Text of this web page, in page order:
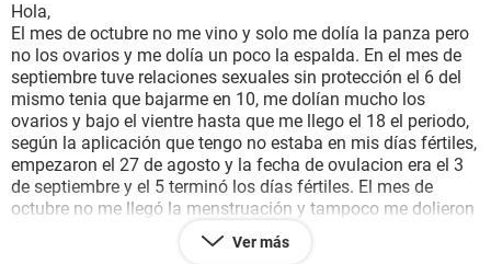
BIENESTAR
SEXUALIDAD
GLOSARIO
Hola,
El mes de octubre no me vino y solo me dolía la panza pero
no los ovarios y me dolía un poco la espalda. En el mes de
septiembre tuve relaciones sexuales sin protección el 6 del
mismo tenia que bajarme en 10, me dolían mucho los
ovarios y bajo el vientre hasta que me llego el 18 el periodo,
según la aplicación que tengo no estaba en mis días fértiles,
empezaron el 27 de agosto y la fecha de ovulacion era el 3
de septiembre y el 5 terminó los días fértiles. El mes de
octubre no me llegó la menstruación y tampoco me dolieron
los ovarios aun no me viene y estoy esperando estoy algo
cansada estos días casi siempre bostezo y por ahora solo
Ver más